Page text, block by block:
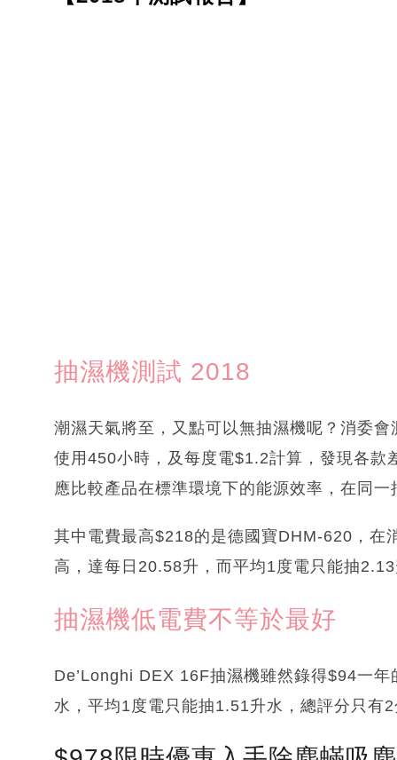
抽濕機測試 2018
潮濕天氣將至，又點可以無抽濕機呢？消委
使用450小時，及每度電$1.2計算，發現各
應比較產品在標準環境下的能源效率，在同
其中電費最高$218的是德國寶DHM-620，在
高，達每日20.58升，而平均1度電只能抽
抽濕機低電費不等於最好
De’Longhi DEX 16F抽濕機雖然錄得$94一
水，平均1度電只能抽1.51升水，總評分只有